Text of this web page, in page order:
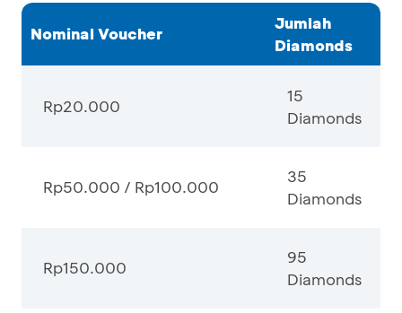
Nominal Voucher
Jumlah
Diamonds
Rp20.000
15
Diamonds
Rp50.000 / Rp100.000
35
Diamonds
Rp150.000
95
Diamonds